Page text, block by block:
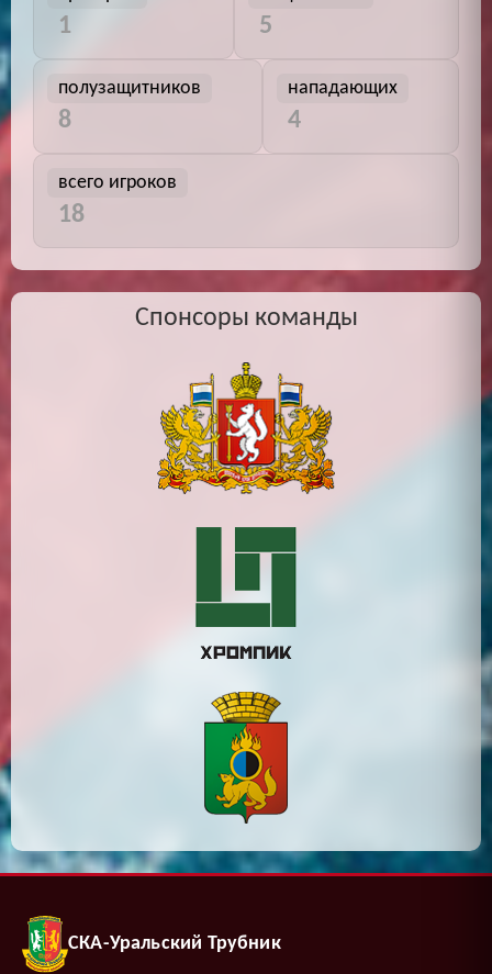
1 5
полузащитников
8
нападающих
4
всего игроков
18
Спонсоры команды
СКА-Уральский Трубник